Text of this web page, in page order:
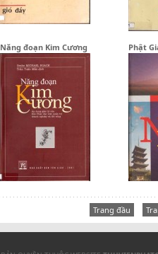
Năng đoạn Kim Cương Phật
Trang đầu